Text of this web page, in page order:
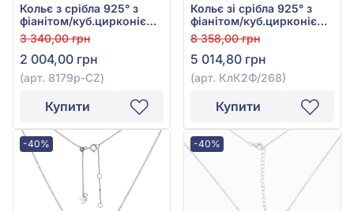
Кольє з срібла 925° з
фіанітом/куб.цирконієм,
арт. 8179р-CZ
3 340,00 грн
2 004,00 грн
(арт. 8179р-CZ)
Купити
Кольє зі срібла 925° з
фіанітом/куб.цирконієм,
арт. КлК2Ф/268
8 358,00 грн
5 014,80 грн
(арт. КлК2Ф/268)
Купити
-40% -40%